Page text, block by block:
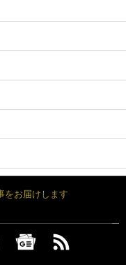
をお届けします